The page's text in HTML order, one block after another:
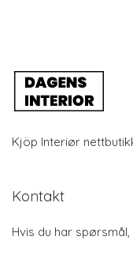
Kjöp Interiør
Kontakt
Hvis du har